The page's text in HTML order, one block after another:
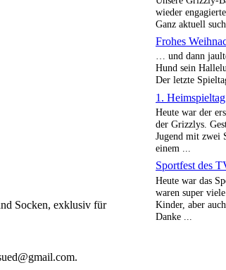
Socken, exklusiv für
wieder
Ganz aktuell
Frohes
… und dann
Hund sein
Der letzte
1.
Heute war der
der Grizzlys.
Jugend mit zwei
einem ...
Sportfest des
Heute war das
waren super
Kinder, aber
Danke ...